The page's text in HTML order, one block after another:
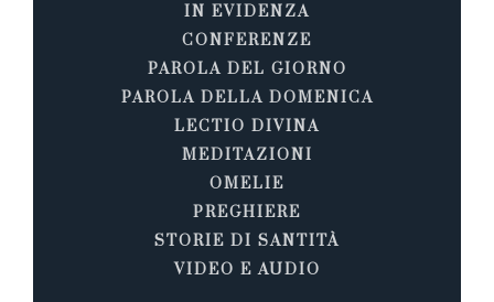
IN EVIDENZA
CONFERENZE
PAROLA DEL GIORNO
PAROLA DELLA DOMENICA
LECTIO DIVINA
MEDITAZIONI
OMELIE
PREGHIERE
STORIE DI SANTITÀ
VIDEO E AUDIO